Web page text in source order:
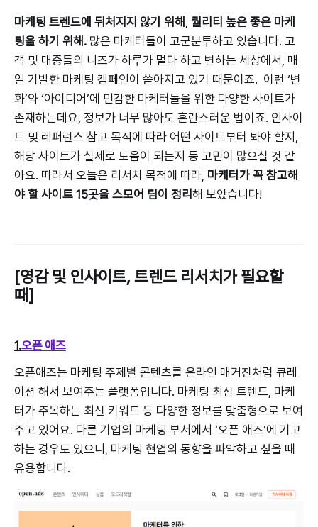
마케팅 트렌드에 뒤처지지 않기 위해 퀄리티 높은 좋은 마케
팅을 하기 위해. 많은 마케터들이 고군분투하고 있습니다. 고
객 및 대중들의 니즈가 하루가 멀다 하고 변하는 세상에서, 매
일 기발한 마케팅 캠페인이 쏟아지고 있기 때문이죠. 이런 ‘변
화’와 ‘아이디어’에 민감한 마케터들을 위한 다양한 사이트가
존재하는데요, 정보가 너무 많아도 혼란스러운 법이죠. 인사이
트 및 레퍼런스 참고 목적에 따라 어떤 사이트부터 봐야 할지,
해당 사이트가 실제로 도움이 되는지 등 고민이 많으실 것 같
아요. 따라서 오늘은 리서치 목적에 따라, 마케터가 꼭 참고해
야 할 사이트 15곳을 스모어 팀이 정리 해 보았습니다!
[영감 및 인사이트, 트렌드 리서치가 필요할
때]
1.오픈 애즈
오픈애즈는 마케팅 주제별 콘텐츠를 온라인 매거진처럼 큐레
이션 해서 보여주는 플랫폼입니다. 마케팅 최신 트렌드, 마케
터가 주목하는 최신 키워드 등 다양한 정보를 맞춤형으로 보여
주고 있어요. 다른 기업의 마케팅 부서에서 ‘오픈 애즈’에 기고
하는 경우도 있으니, 마케팅 현업의 동향을 파악하고 싶을 때
유용합니다.